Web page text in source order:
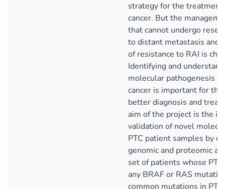
strategy for the
cancer. But the
that cannot undergo
to distant metastasis
of resistance to RAI is
Identifying and
molecular pathogenesis
cancer is important for
better diagnosis and
aim of the project is the
validation of novel
PTC patient samples by
genomic and proteomic
set of patients whose
any BRAF or RAS
common mutations in